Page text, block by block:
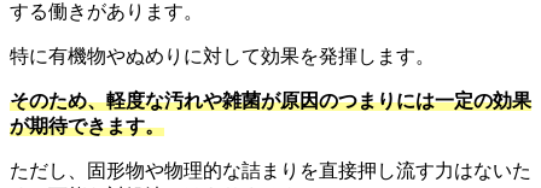
する働きがあります。
特に有機物やぬめりに対して効果を発揮します。
そのため、軽度な汚れや雑菌が原因のつまりには一定の効果
が期待できます。
ただし、固形物や物理的な詰まりを直接押し流す力はないた